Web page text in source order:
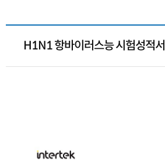
H1N1 항바이러스능 시험성적
본문